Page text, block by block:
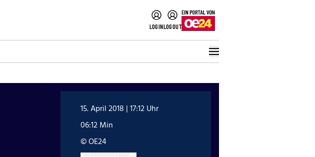
LOGINLOGOUT
15. April 2018 | 17:12 Uhr
06:12 Min
© OE24